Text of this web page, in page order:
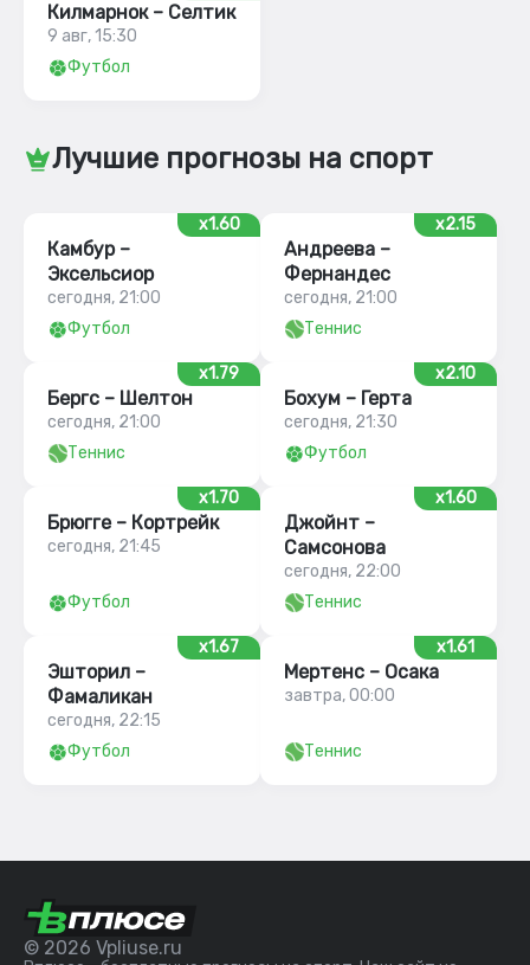
Килмарнок – Селтик
9 авг, 15:30
Футбол
Лучшие прогнозы на спорт
x1.60
Камбур –
Эксельсиор
сегодня, 21:00
Футбол
x2.15
Андреева –
Фернандес
сегодня, 21:00
Теннис
x1.79
Бергс – Шелтон
сегодня, 21:00
Теннис
x2.10
Бохум – Герта
сегодня, 21:30
Футбол
x1.70
Брюгге – Кортрейк
сегодня, 21:45
Футбол
x1.60
Джойнт –
Самсонова
сегодня, 22:00
Теннис
x1.67
Эшторил –
Фамаликан
сегодня, 22:15
Футбол
x1.61
Мертенс – Осака
завтра, 00:00
Теннис
© 2026 Vpliuse.ru